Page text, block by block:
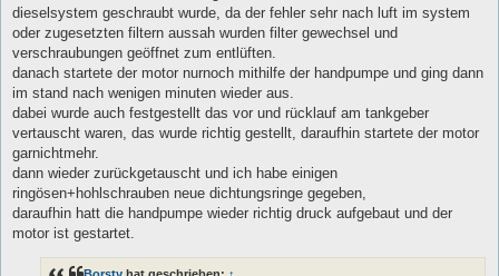
dieselsystem geschraubt wurde, da der fehler sehr nach luft im system
oder zugesetzten filtern aussah wurden filter gewechsel und
verschraubungen geöffnet zum entlüften.
danach startete der motor nurnoch mithilfe der handpumpe und ging dann
im stand nach wenigen minuten wieder aus.
dabei wurde auch festgestellt das vor und rücklauf am tankgeber
vertauscht waren, das wurde richtig gestellt, daraufhin startete der motor
garnichtmehr.
dann wieder zurückgetauscht und ich habe einigen
ringösen+hohlschrauben neue dichtungsringe gegeben,
daraufhin hatt die handpumpe wieder richtig druck aufgebaut und der
motor ist gestartet.